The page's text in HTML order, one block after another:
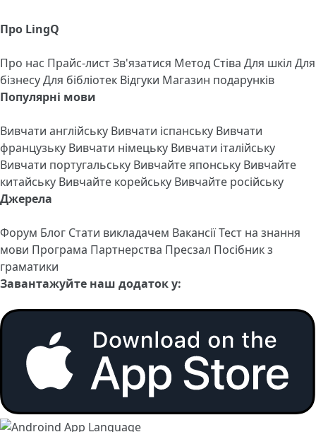
Про LingQ
Про нас Прайс-листЗв'язатися Метод Стіва Для шкіл Для
бізнесуДля бібліотек Відгуки Магазин подарунків
Популярні мови
Вивчати англійську Вивчати іспанську Вивчати
французьку Вивчати німецьку Вивчати італійську
Вивчати португальську Вивчайте японську Вивчайте
китайську Вивчайте корейську Вивчайте російську
Джерела
Форум Блог Стати викладачем ВакансіїТест на знання
мови Програма Партнерства Пресзал Посібник з
граматики
Завантажуйте наш додаток у: